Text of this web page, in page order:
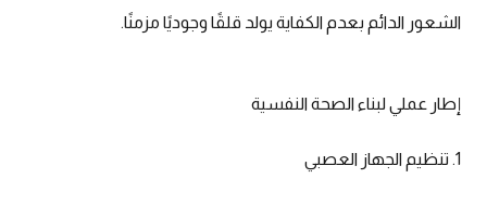
الشعور الدائم بعدم الكفاية يولد قلقًا وجوديًا مزمنًا.
إطار عملي لبناء الصحة النفسية
1. تنظيم الجهاز العصبي